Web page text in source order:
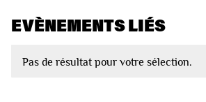
EVÈNEMENTS LIÉS
Pas de résultat pour votre sélection.